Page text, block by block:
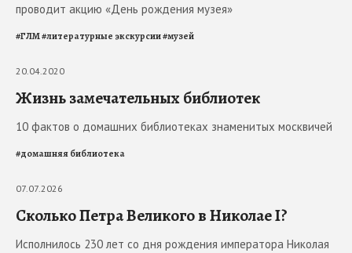
проводит акцию «День рождения музея»
#ГЛМ#литературные экскурсии#музей
20.04.2020
Жизнь замечательных библиотек
10 фактов о домашних библиотеках знаменитых москвичей
#домашняя библиотека
07.07.2026
Сколько Петра Великого в Николае I?
Исполнилось 230 лет со дня рождения императора Николая